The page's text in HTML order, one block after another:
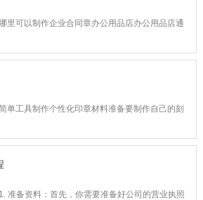
里可以制作企业合同章办公用品店办公用品店通
单工具制作个性化印章材料准备要制作自己的刻
准备资料：首先，你需要准备好公司的营业执照